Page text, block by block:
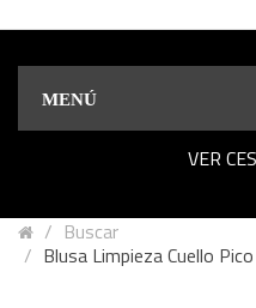
MENÚ
VER
Buscar
Blusa Limpieza Cuello